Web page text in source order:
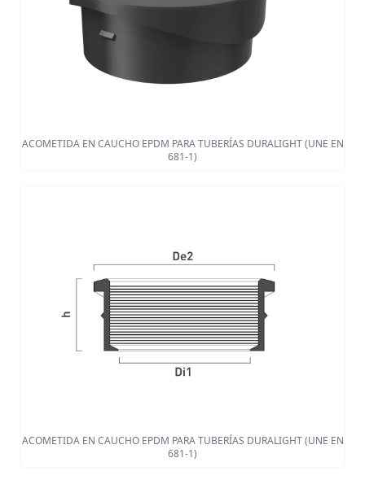
ACOMETIDA EN CAUCHO EPDM PARA TUBERÍAS DURALIGHT (UNE EN
681-1)
ACOMETIDA EN CAUCHO EPDM PARA TUBERÍAS DURALIGHT (UNE EN
681-1)